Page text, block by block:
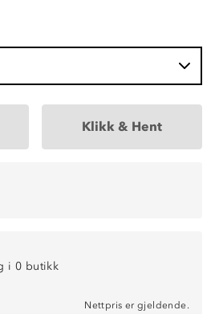
Klikk & Hent
i 0 butikk
Nettpris er gjeldende.